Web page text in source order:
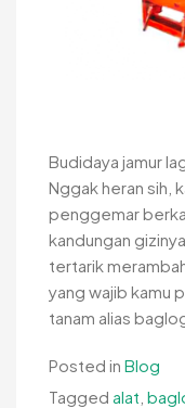
Budidaya jamur
Nggak heran sih,
penggemar
kandungan
tertarik
yang wajib kamu
tanam alias
Posted in Blog
Tagged alat